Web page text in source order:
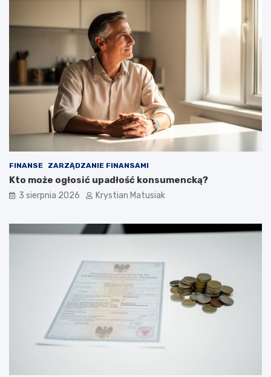
FINANSE ZARZĄDZANIE FINANSAMI
Kto może ogłosić upadłość konsumencką?
3 sierpnia 2026 Krystian Matusiak